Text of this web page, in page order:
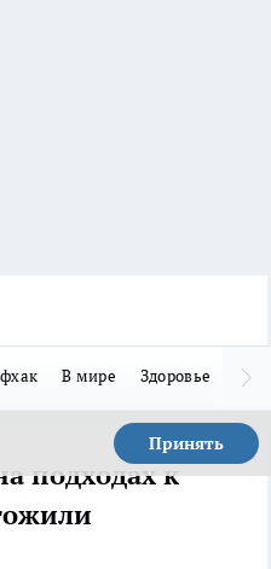
В мире Здоровье
Принять
подходах к